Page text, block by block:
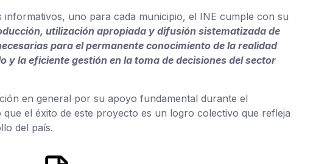
uno para cada municipio, el INE cumple con su
utilización apropiada y difusión sistematizada de
para el permanente conocimiento de la realidad
y la eficiente gestión en la toma de decisiones del sector
en general por su apoyo fundamental durante el
el éxito de este proyecto es un logro colectivo que refleja
del país.